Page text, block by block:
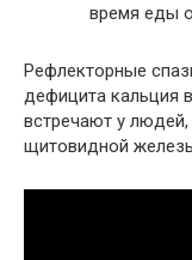
время еды
Рефлекторные
дефицита кальция
встречают у
щитовидной